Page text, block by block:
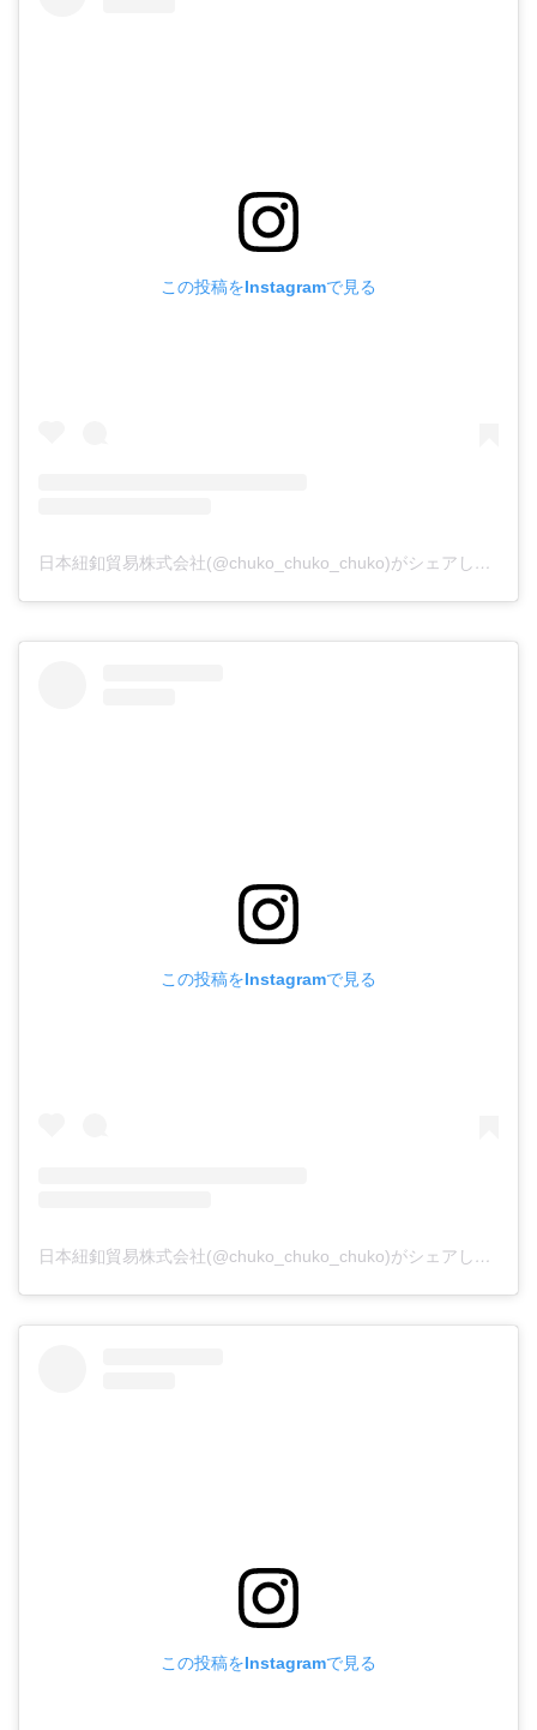
この投稿をInstagramで見る
日本紐釦貿易株式会社(@chuko_chuko_chuko)がシェアした投稿
この投稿をInstagramで見る
日本紐釦貿易株式会社(@chuko_chuko_chuko)がシェアした投稿
この投稿をInstagramで見る